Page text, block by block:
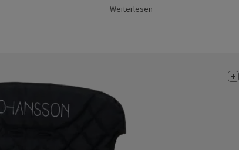
Weiterlesen